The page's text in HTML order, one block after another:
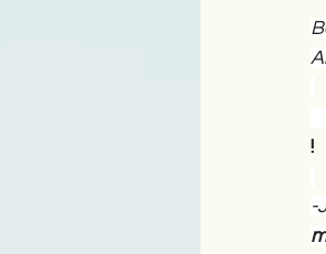
!
-J